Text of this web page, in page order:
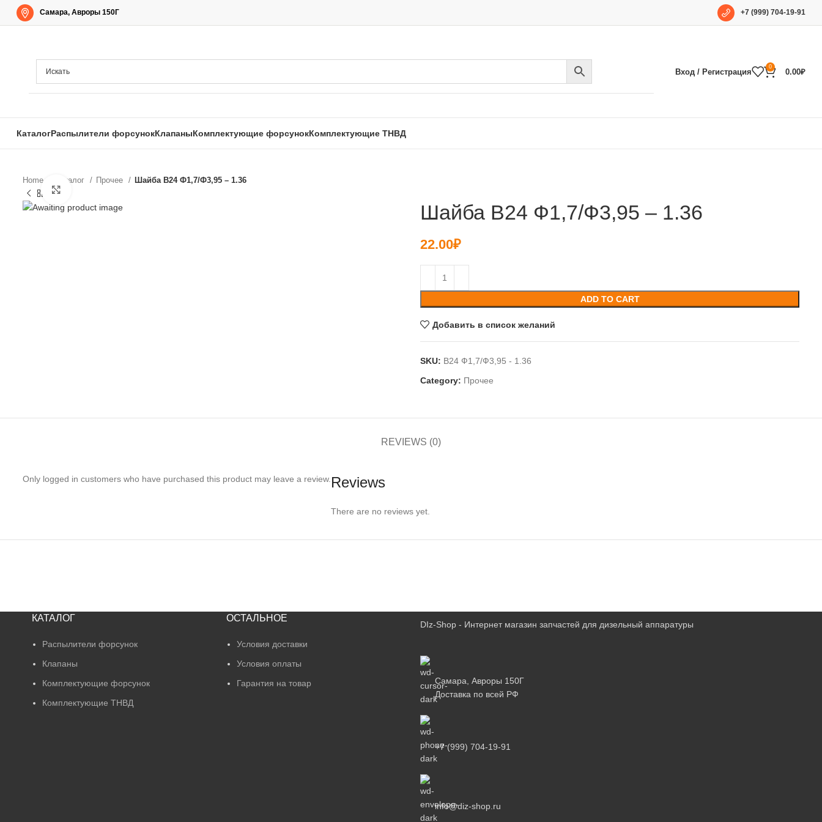
Самара, Авроры 150Г +7 (999) 704-19-91
Вход / Регистрация
0
0.00₽
КаталогРаспылители форсунокКлапаныКомплектующие форсунокКомплектующие ТНВД
Home Каталог Прочее
Шайба B24 Ф1,7/Ф3,95 – 1.36
Шайба B24 Ф1,7/Ф3,95 – 1.36
22.00₽
ADD TO CART
Добавить в список желаний
SKU: B24 Ф1,7/Ф3,95 - 1.36
Category: Прочее
REVIEWS (0)
Reviews
There are no reviews yet.
Only logged in customers who have purchased this product may leave a review.
КАТАЛОГ
Распылители форсунок
Клапаны
Комплектующие форсунок
Комплектующие ТНВД
ОСТАЛЬНОЕ
Условия доставки
Условия оплаты
Гарантия на товар
DIz-Shop - Интернет магазин запчастей для дизельный аппаратуры
Самара, Авроры 150Г
Доставка по всей РФ
+7 (999) 704-19-91
info@diz-shop.ru